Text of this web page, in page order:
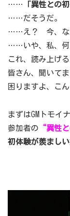
……
「異性との
……だそうだ。
……え？ 今、な
……いや、私、何
これ、読み上げ
皆さん、聞いてま
困りますよ、こ
まずはGMトモイ
参加者の “異性
初体験が羨まし